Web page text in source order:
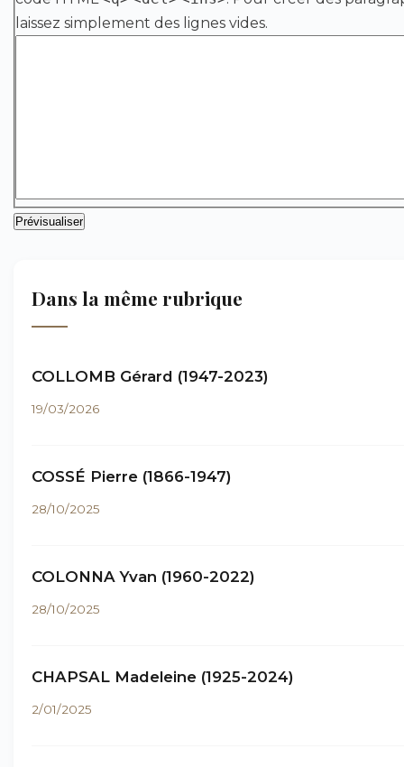
laissez simplement des lignes vides.
Dans la même rubrique
COLLOMB Gérard (1947-2023)
19/03/2026
COSSÉ Pierre (1866-1947)
28/10/2025
COLONNA Yvan (1960-2022)
28/10/2025
CHAPSAL Madeleine (1925-2024)
2/01/2025